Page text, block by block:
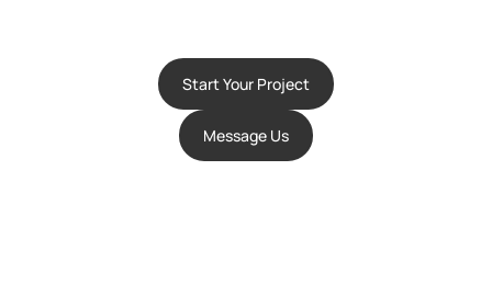
Start Your Project
Message Us